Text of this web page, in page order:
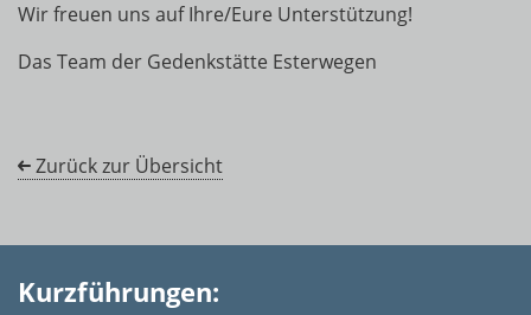
Wir freuen uns auf Ihre/Eure Unterstützung!
Das Team der Gedenkstätte Esterwegen
Zurück zur Übersicht
Kurzführungen: